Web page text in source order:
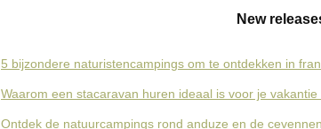
New
5 bijzondere naturistencampings om te ontdekken in
Waarom een stacaravan huren ideaal is voor je
Ontdek de natuurcampings rond anduze en de cevennen